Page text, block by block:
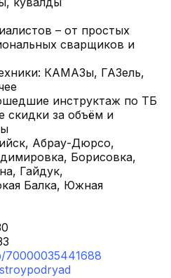
– от простых
сварщиков и
КАМАЗы, ГАЗель,
инструктаж по ТБ
скидки за объём и
Абрау-Дюрсо,
Борисовка,
Гайдук,
Балка, Южная